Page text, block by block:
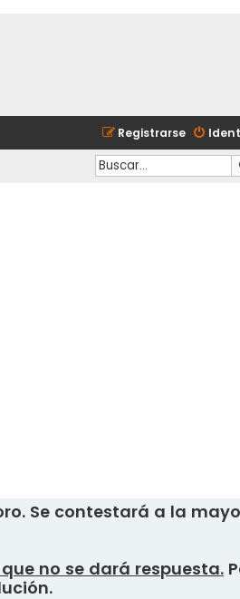
Registrarse
Se contestará a la
no se dará respuesta.